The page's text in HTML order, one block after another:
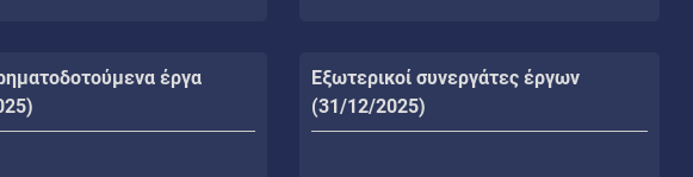
έργα
Εξωτερικοί συνεργάτες έργων
(31/12/2025)